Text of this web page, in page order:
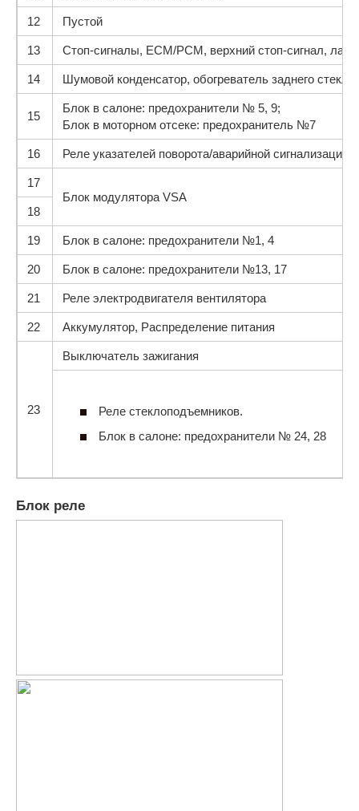
12 Пустой
13 Стоп-сигналы, ECM/PCM, верхний стоп-сигнал,
14 Шумовой конденсатор, обогреватель заднего
15
Блок в салоне: предохранители № 5, 9;
Блок в моторном отсеке: предохранитель №7
16 Реле указателей поворота/аварийной сигнализации
17
Блок модулятора VSA
18
19 Блок в салоне: предохранители №1, 4
20 Блок в салоне: предохранители №13, 17
21 Реле электродвигателя вентилятора
22 Аккумулятор, Распределение питания
23
Выключатель зажигания
Реле стеклоподъемников.
Блок в салоне: предохранители № 24, 28
Блок реле